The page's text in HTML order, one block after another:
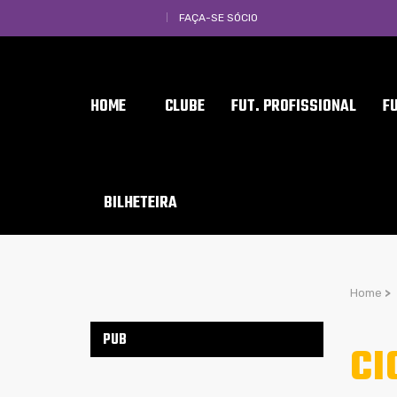
FAÇA-SE SÓCIO
HOME CLUBE FUT. PROFISSIONAL
BILHETEIRA
Home >
PUB